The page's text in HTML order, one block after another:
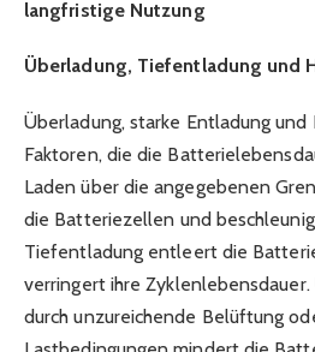
langfristige Nutzung
Überladung, Tiefentladung und
Überladung, starke Entladung
Faktoren, die die
Laden über die angegebenen
die Batteriezellen und
Tiefentladung entleert die
verringert ihre
durch unzureichende Belüftung